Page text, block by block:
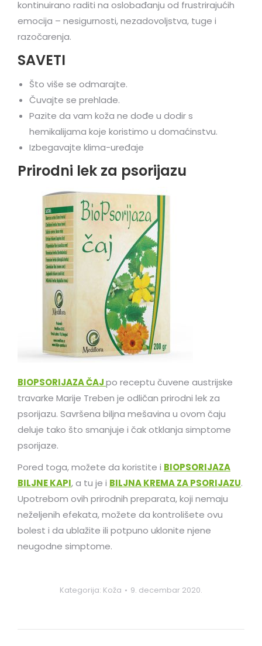
kontinuirano raditi na oslobađanju od frustrirajućih
emocija – nesigurnosti, nezadovoljstva, tuge i
razočarenja.
SAVETI
Što više se odmarajte.
Čuvajte se prehlade.
Pazite da vam koža ne dođe u dodir s
hemikalijama koje koristimo u domaćinstvu.
Izbegavajte klima-uređaje
Prirodni lek za psorijazu
BIOPSORIJAZA ČAJpo receptu čuvene austrijske
travarke Marije Treben je odličan prirodni lek za
psorijazu. Savršena biljna mešavina u ovom čaju
deluje tako što smanjuje i čak otklanja simptome
psorijaze.
Pored toga, možete da koristite i BIOPSORIJAZA
BILJNE KAPI, a tu je i BILJNA KREMA ZA PSORIJAZU.
Upotrebom ovih prirodnih preparata, koji nemaju
neželjenih efekata, možete da kontrolišete ovu
bolest i da ublažite ili potpuno uklonite njene
neugodne simptome.
Kategorija: Koža 9. decembar 2020.